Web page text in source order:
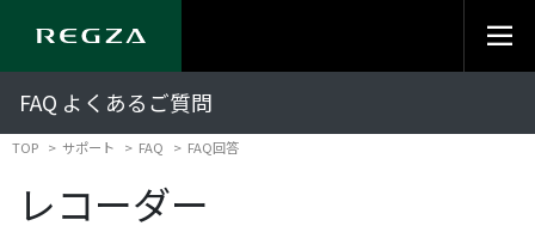
FAQ よくあるご質問
TOP サポート FAQ FAQ回答
レコーダー